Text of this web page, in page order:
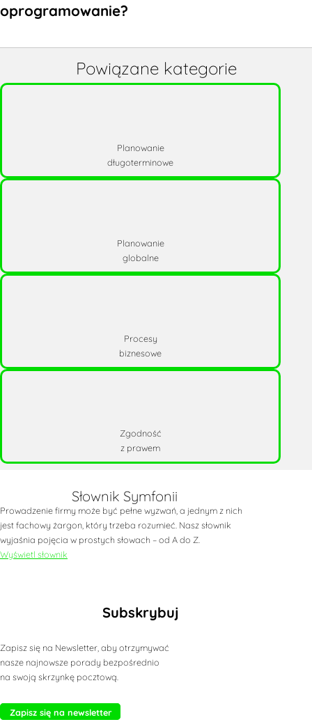
oprogramowanie?
Powiązane kategorie
Planowanie
długoterminowe
Planowanie
globalne
Procesy
biznesowe
Zgodność
z prawem
Słownik Symfonii
Prowadzenie firmy może być pełne wyzwań, a jednym z nich
jest fachowy żargon, który trzeba rozumieć. Nasz słownik
wyjaśnia pojęcia w prostych słowach – od A do Z.
Wyświetl słownik
Subskrybuj
Zapisz się na Newsletter, aby otrzymywać
nasze najnowsze porady bezpośrednio
na swoją skrzynkę pocztową.
Zapisz się na newsletter